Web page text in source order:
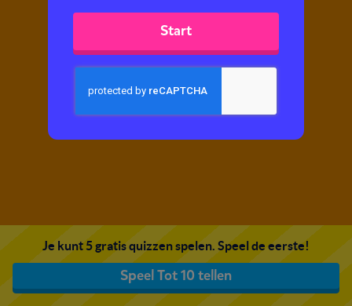
Je kunt 5 gratis quizzen spelen. Speel de eerste!
Speel Tot 10 tellen
Start